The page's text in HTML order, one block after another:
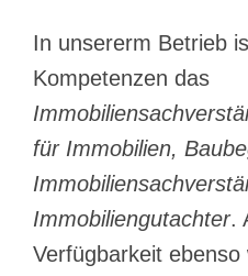
In unsererm Betrieb
Kompetenzen das
für Immobilien,
Immobiliengutachter.
Verfügbarkeit